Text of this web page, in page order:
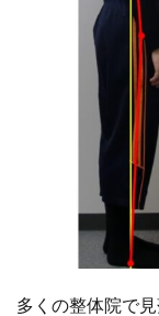
多くの整体院で